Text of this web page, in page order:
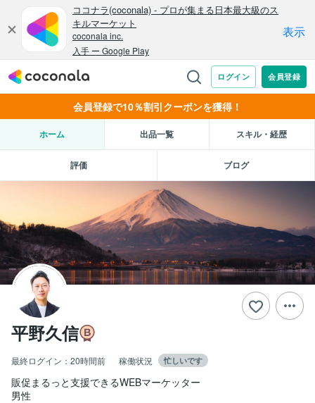
会員登録で10％割引クーポンを獲得！
ホーム 出品一覧 スキル・経歴
評価 ブログ
平野久信
最終ログイン： 20時間前 稼働状況 忙しいです
販促まるっと支援できるWEBマーケッター
男性